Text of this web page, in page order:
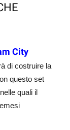
City
di costruire la
questo set
quali il